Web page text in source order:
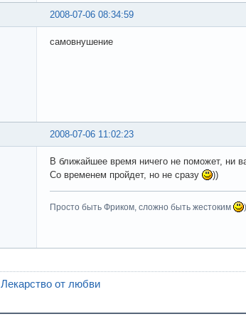
2008-07-06 08:34:59
самовнушение
2008-07-06 11:02:23
В ближайшее время ничего не поможет, ни
Со временем пройдет, но не сразу
))
Просто быть Фриком, сложно быть жестоким
Лекарство от любви